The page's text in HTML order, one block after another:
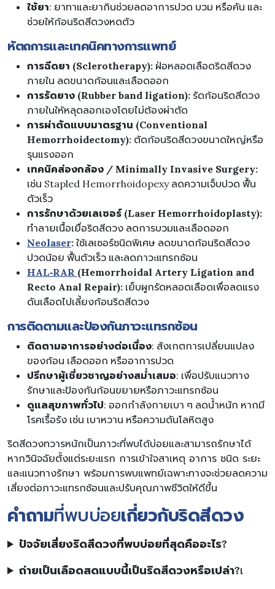
ใช้ยา: ยาทาและยากินช่วยลดอาการปวด บวม หรือคัน และ
ช่วยให้ก้อนริดสีดวงหดตัว
หัตถการและเทคนิคทางการแพทย์
การฉีดยา (Sclerotherapy): ฝ่อหลอดเลือดริดสีดวง
ภายใน ลดขนาดก้อนและเลือดออก
การรัดยาง (Rubber band ligation): รัดก้อนริดสีดวง
ภายในให้หลุดลอกเองโดยไม่ต้องผ่าตัด
การผ่าตัดแบบมาตรฐาน (Conventional
Hemorrhoidectomy): ตัดก้อนริดสีดวงขนาดใหญ่หรือ
รุนแรงออก
เทคนิคส่องกล้อง / Minimally Invasive Surgery:
เช่น Stapled Hemorrhoidopexy ลดความเจ็บปวด ฟื้น
ตัวเร็ว
การรักษาด้วยเลเซอร์ (Laser Hemorrhoidoplasty):
ทำลายเนื้อเยื่อริดสีดวง ลดการบวมและเลือดออก
Neolaser:ใช้เลเซอร์ชนิดพิเศษ ลดขนาดก้อนริดสีดวง
ปวดน้อย ฟื้นตัวเร็ว และลดภาวะแทรกซ้อน
HAL‑RAR (Hemorrhoidal Artery Ligation and
Recto Anal Repair): เย็บผูกรัดหลอดเลือดเพื่อลดแรง
ดันเลือดไปเลี้ยงก้อนริดสีดวง
การติดตามและป้องกันภาวะแทรกซ้อน
ติดตามอาการอย่างต่อเนื่อง: สังเกตการเปลี่ยนแปลง
ของก้อน เลือดออก หรืออาการปวด
ปรึกษาผู้เชี่ยวชาญอย่างสม่ำเสมอ: เพื่อปรับแนวทาง
รักษาและป้องกันก้อนขยายหรือภาวะแทรกซ้อน
ดูแลสุขภาพทั่วไป: ออกกำลังกายเบา ๆ ลดน้ำหนัก หากมี
โรคเรื้อรัง เช่น เบาหวาน หรือความดันโลหิตสูง
ริดสีดวงทวารหนักเป็นภาวะที่พบได้บ่อยและสามารถรักษาได้
หากวินิจฉัยตั้งแต่ระยะแรก การเข้าใจสาเหตุ อาการ ชนิด ระยะ
และแนวทางรักษา พร้อมการพบแพทย์เฉพาะทางจะช่วยลดความ
เสี่ยงต่อภาวะแทรกซ้อนและปรับคุณภาพชีวิตให้ดีขึ้น
คำถามที่พบบ่อยเกี่ยวกับริดสีดวง
ปัจจัยเสี่ยงริดสีดวงที่พบบ่อยที่สุดคืออะไร?
ถ่ายเป็นเลือดสดแบบนี้เป็นริดสีดวงหรือเปล่า?เ